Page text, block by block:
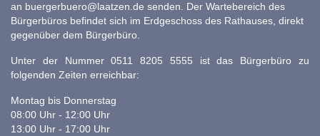
an buergerbuero@laatzen.de senden. Der Wartebereich des
Bürgerbüros befindet sich im Erdgeschoss des Rathauses, direkt
gegenüber dem Bürgerbüro.
Unter der Nummer 0511 8205 5555 ist das Bürgerbüro zu
folgenden Zeiten erreichbar:
Montag bis Donnerstag
08:00 Uhr - 12:00 Uhr
13:00 Uhr - 17:00 Uhr